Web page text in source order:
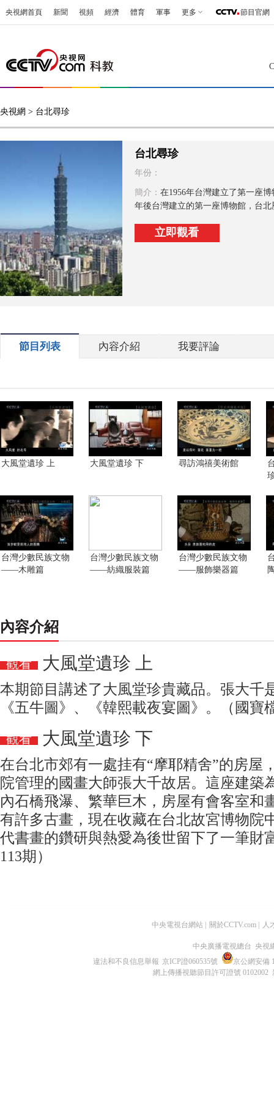
央視網首頁 新聞 視頻 經濟 體育 軍事 更多 節目官網
央視網 > 台北尋珍
台北尋珍
年份：
簡介： 在1956年台灣建立了第一座
年後台灣建立的第一座博物館，台
立即觀看
節目列表 內容介紹 我要評論
大風堂遺珍 上 大風堂遺珍 下 尋訪鴻禧美術館
台灣少數民族文物
——木雕篇
台灣少數民族文物
——紡織服裝篇
台灣少數民族文物
——服飾樂器篇
內容介紹
觀看 大風堂遺珍 上
本期節目講述了大風堂珍貴藏品。張大千
《五牛圖》、《韓熙載夜宴圖》。（國寶
觀看 大風堂遺珍 下
在台北市郊有一處挂有“摩耶精舍”的房屋
院管理的國畫大師張大千故居。這座建築
內石橋飛瀑、繁華巨木，房屋有會客室和
有許多古畫，現在收藏在台北故宮博物院
代書畫的鑽研與熱愛為後世留下了一筆財
113期）
中央電視台網站 關於CCTV.com 人
中央廣播電視總台 央視
違法和不良信息舉報 京ICP證060535號
京公網安備
網上傳播視聽節目許可證號 0102002